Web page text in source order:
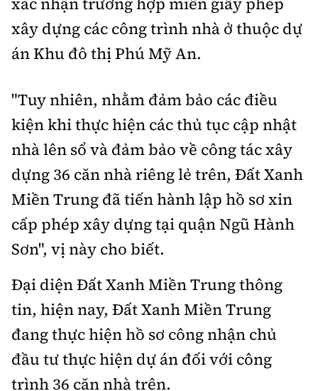
xây dựng các công trình nhà ở thuộc dự
án Khu đô thị Phú Mỹ An.
"Tuy nhiên, nhằm đảm bảo các điều
kiện khi thực hiện các thủ tục cập nhật
nhà lên sổ và đảm bảo về công tác xây
dựng 36 căn nhà riêng lẻ trên, Đất Xanh
Miền Trung đã tiến hành lập hồ sơ xin
cấp phép xây dựng tại quận Ngũ Hành
Sơn", vị này cho biết.
Đại diện Đất Xanh Miền Trung thông
tin, hiện nay, Đất Xanh Miền Trung
đang thực hiện hồ sơ công nhận chủ
đầu tư thực hiện dự án đối với công
trình 36 căn nhà trên.